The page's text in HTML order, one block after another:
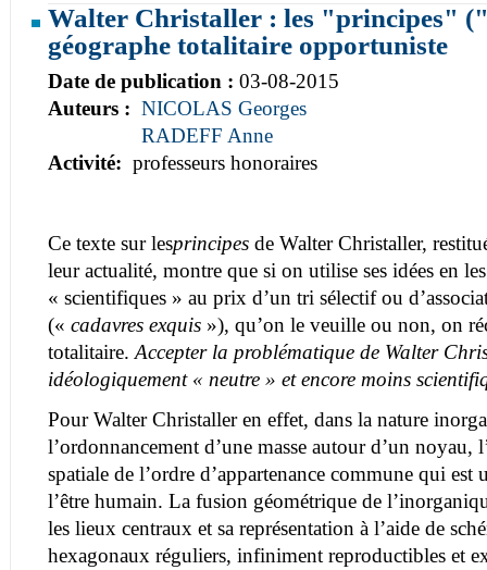
Walter Christaller : les "principes"
géographe totalitaire opportuniste
Date de publication : 03-08-2015
Auteurs : NICOLAS Georges
RADEFF Anne
Activité: professeurs honoraires
Ce texte sur lesprincipes de Walter Christaller,
leur actualité, montre que si on utilise ses idées en
« scientifiques » au prix d’un tri sélectif ou
(« cadavres exquis »), qu’on le veuille ou non, on
totalitaire. Accepter la problématique de Walter
idéologiquement « neutre » et encore moins
Pour Walter Christaller en effet, dans la nature
l’ordonnancement d’une masse autour d’un noyau,
spatiale de l’ordre d’appartenance commune qui
l’être humain. La fusion géométrique de
les lieux centraux et sa représentation à l’aide de
hexagonaux réguliers, infiniment reproductibles et